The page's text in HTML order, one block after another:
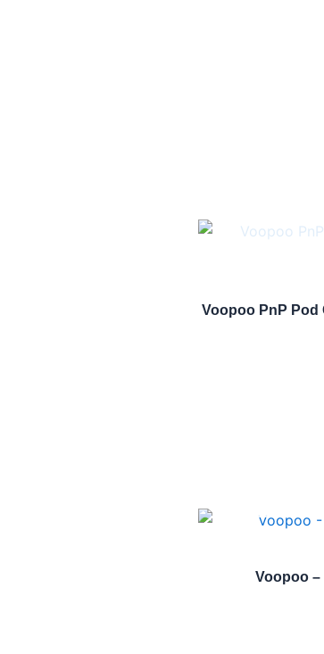
Voopoo PnP Pod
Voopoo –